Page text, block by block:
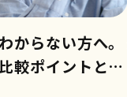
からない方へ。
較ポイントと確